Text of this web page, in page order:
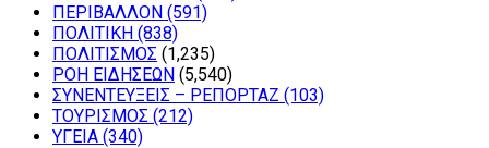
ΠΕΡΙΒΑΛΛΟΝ (591)
ΠΟΛΙΤΙΚΗ (838)
ΠΟΛΙΤΙΣΜΟΣ (1,235)
ΡΟΗ ΕΙΔΗΣΕΩΝ (5,540)
ΣΥΝΕΝΤΕΥΞΕΙΣ – ΡΕΠΟΡΤΑΖ (103)
ΤΟΥΡΙΣΜΟΣ (212)
ΥΓΕΙΑ (340)